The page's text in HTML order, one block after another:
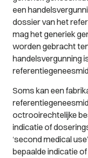
een
dossier van het
mag het generiek
worden gebracht
handelsvergunning
Soms kan een
octrooirechtelijke
indicatie of
‘second medical
bepaalde indicatie